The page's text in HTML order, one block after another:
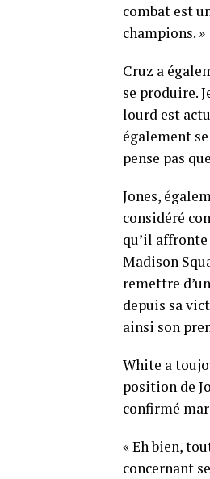
combat est
champions. »
Cruz a
se produire.
lourd est
également
pense pas
Jones,
considéré
qu’il
Madison
remettre
depuis sa
ainsi son
White a
position de
confirmé
« Eh bien,
concernant